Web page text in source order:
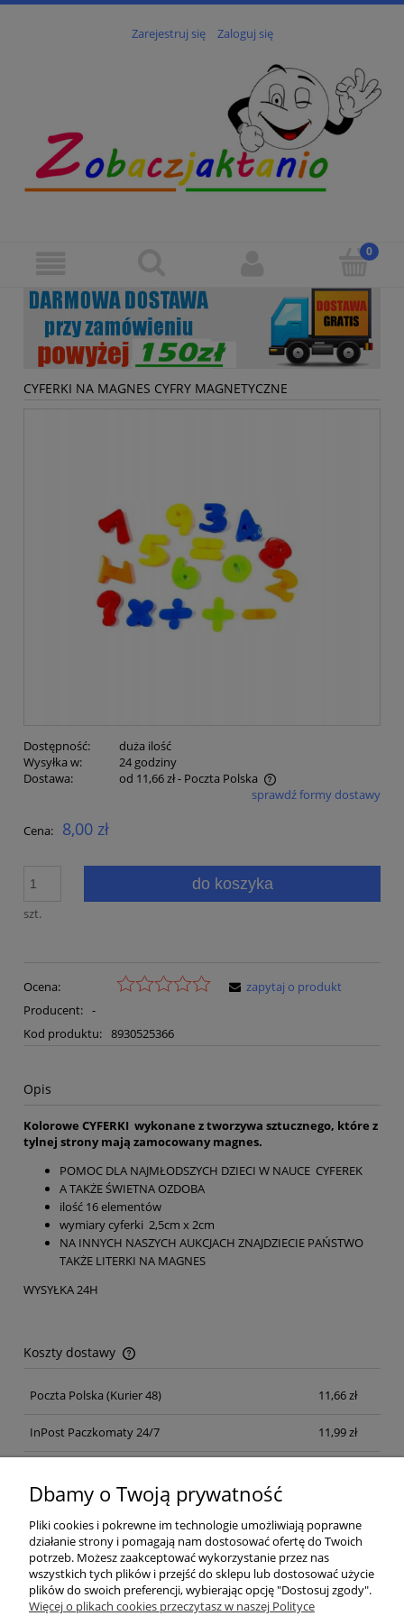
Zarejestruj się Zaloguj się
CYFERKI NA MAGNES CYFRY MAGNETYCZNE
Dostępność:
duża ilość
Wysyłka w:
24 godziny
Dostawa:
od 11,66 zł- Poczta Polska
Cena nie zawiera ewentualnych kosztów płatnościsprawdź formy dostawy
Cena: 8,00 zł
szt.
do koszyka
Ocena:
Producent: -
Kod produktu: 8930525366
zapytaj o produkt
Opis
Kolorowe CYFERKI wykonane z tworzywa sztucznego, które z
tylnej strony mają zamocowany magnes.
POMOC DLA NAJMŁODSZYCH DZIECI W NAUCE CYFEREK
A TAKŻE ŚWIETNA OZDOBA
ilość 16 elementów
wymiary cyferki 2,5cm x 2cm
NA INNYCH NASZYCH AUKCJACH ZNAJDZIECIE PAŃSTWO
TAKŻE LITERKI NA MAGNES
WYSYŁKA 24H
Koszty dostawy
Cena nie zawiera ewentualnych kosztów płatności
Poczta Polska (Kurier 48) 11,66 zł
InPost Paczkomaty 24/7 11,99 zł
Pomoc
Dbamy o Twoją prywatność
Pliki cookies i pokrewne im technologie umożliwiają poprawne
działanie strony i pomagają nam dostosować ofertę do Twoich
potrzeb. Możesz zaakceptować wykorzystanie przez nas
wszystkich tych plików i przejść do sklepu lub dostosować użycie
plików do swoich preferencji, wybierając opcję "Dostosuj zgody".
Więcej o plikach cookies przeczytasz w naszej Polityce